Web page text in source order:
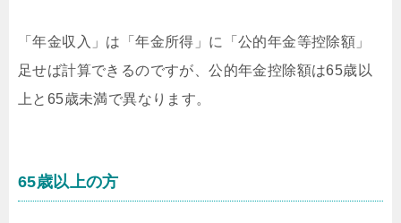
「年金収入」は「年金所得」に「公的年金等控除額」
足せば計算できるのですが、公的年金控除額は65歳以
上と65歳未満で異なります。
65歳以上の方